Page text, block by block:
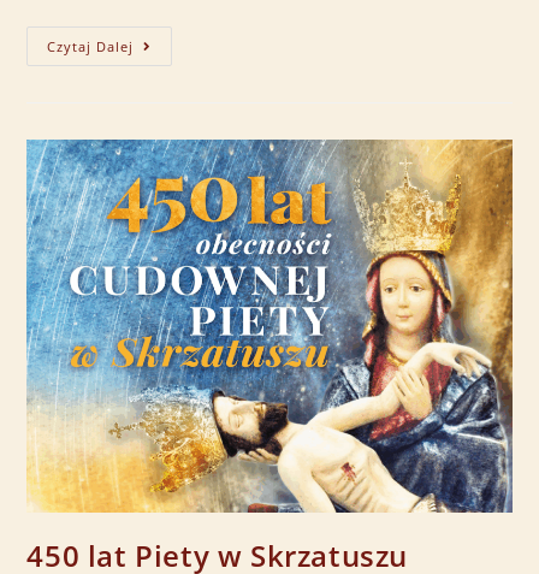
Czytaj Dalej
450 lat Piety w Skrzatuszu